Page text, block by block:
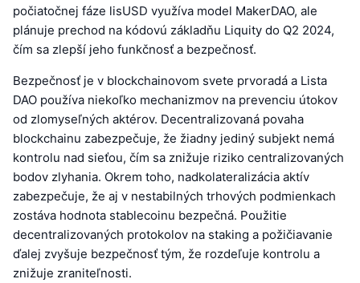
počiatočnej fáze lisUSD využíva model MakerDAO, ale
plánuje prechod na kódovú základňu Liquity do Q2 2024,
čím sa zlepší jeho funkčnosť a bezpečnosť.
Bezpečnosť je v blockchainovom svete prvoradá a Lista
DAO používa niekoľko mechanizmov na prevenciu útokov
od zlomyseľných aktérov. Decentralizovaná povaha
blockchainu zabezpečuje, že žiadny jediný subjekt nemá
kontrolu nad sieťou, čím sa znižuje riziko centralizovaných
bodov zlyhania. Okrem toho, nadkolateralizácia aktív
zabezpečuje, že aj v nestabilných trhových podmienkach
zostáva hodnota stablecoinu bezpečná. Použitie
decentralizovaných protokolov na staking a požičiavanie
ďalej zvyšuje bezpečnosť tým, že rozdeľuje kontrolu a
znižuje zraniteľnosti.